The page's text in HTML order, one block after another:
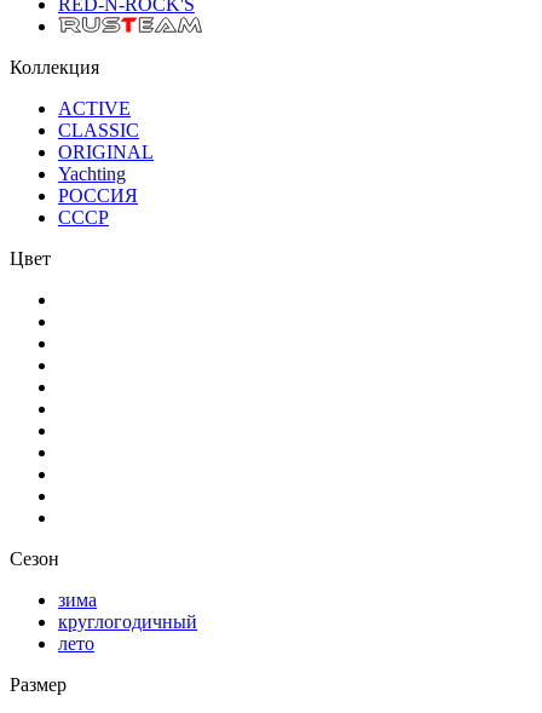
Коллекция
ACTIVE
CLASSIC
ORIGINAL
Yachting
РОССИЯ
СССР
Цвет
Сезон
зима
круглогодичный
лето
Размер